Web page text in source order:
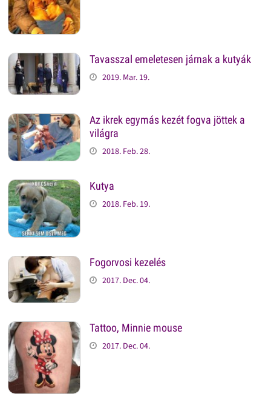
Tavasszal emeletesen járnak a kutyák
2019. Mar. 19.
Az ikrek egymás kezét fogva jöttek a
világra
2018. Feb. 28.
Kutya
2018. Feb. 19.
Fogorvosi kezelés
2017. Dec. 04.
Tattoo, Minnie mouse
2017. Dec. 04.